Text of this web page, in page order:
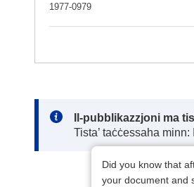
1977-0979
Note:
Il-pubblikazzjoni ma
Tista’ taċċessaha
Did you know that
your document and